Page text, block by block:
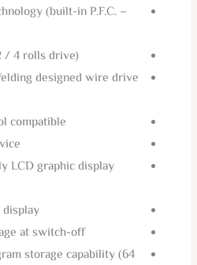
(built-in P.F.C. –
/ 4 rolls drive)
designed wire drive
compatible
LCD graphic display
at switch-off
storage capability (64